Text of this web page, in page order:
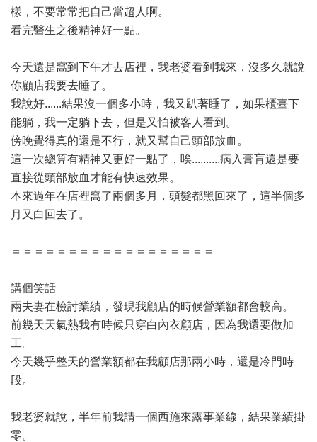
樣，不要常常把自己當超人啊。
看完醫生之後精神好一點。
今天還是窩到下午才去店裡，我老婆看到我來，沒多久就說
你顧店我要去睡了。
我說好......結果沒一個多小時，我又趴著睡了，如果櫃臺下
能躺，我一定躺下去，但是又怕被客人看到。
傍晚覺得真的還是不行，就又幫自己頭部放血。
這一次總算有精神又更好一點了，唉..........病入膏肓還是要
直接從頭部放血才能有快速效果。
本來過年在店裡窩了兩個多月，頭髮都黑回來了，這半個多
月又白回去了。
＝＝＝＝＝＝＝＝＝＝＝＝＝＝＝＝＝＝
講個笑話
兩夫妻在檢討業績，發現我顧店的時候營業額都會較高。
前幾天天氣熱我有時候只穿白內衣顧店，因為我還要做加
工。
今天幾乎整天的營業額都在我顧店那兩小時，還是冷門時
段。
我老婆就說，半年前我請一個西施來露事業線，結果業績掛
零。